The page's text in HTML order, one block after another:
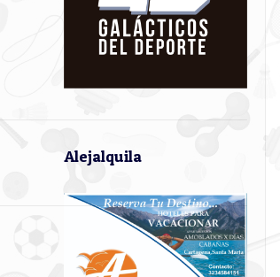
Alejalquila